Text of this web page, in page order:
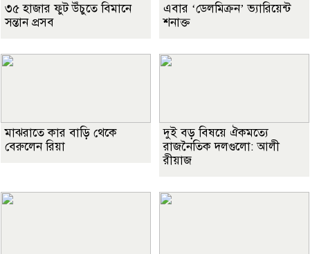
৩৫ হাজার ফুট উঁচুতে বিমানে
সন্তান প্রসব
এবার ‘ডেলমিক্রন’ ভ্যারিয়েন্ট
শনাক্ত
মাঝরাতে কার বাড়ি থেকে
বেরুলেন রিয়া
দুই বড় বিষয়ে ঐকমত্যে
রাজনৈতিক দলগুলো: আলী
রীয়াজ